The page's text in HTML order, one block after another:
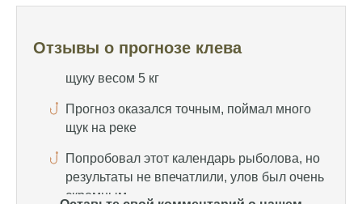
Отзывы о прогнозе клева
щук на реке
Попробовал этот календарь рыболова, но
результаты не впечатлили, улов был очень
скромным
отлично, уловил карпа и налима
Уже второй раз пользуюсь этим прогнозом,